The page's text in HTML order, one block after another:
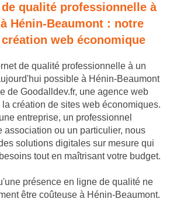
qualité professionnelle à
Hénin-Beaumont : notre
web économique
de qualité professionnelle à un
possible à Hénin-Beaumont
de Goodalldev.fr, une agence web
création de sites web économiques.
entreprise, un professionnel
association ou un particulier, nous
solutions digitales sur mesure qui
tout en maîtrisant votre budget.
présence en ligne de qualité ne
être coûteuse à Hénin-Beaumont.